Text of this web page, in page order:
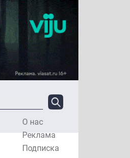
О нас
Реклама
Подписка